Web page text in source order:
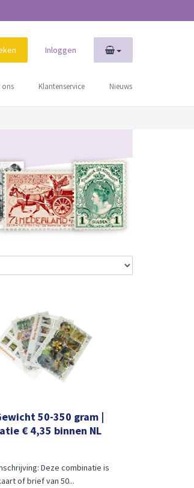
Inloggen
ons Klantenservice Nieuws
50-350 gram |
€ 4,35 binnen NL
Deze combinatie is
of brief van 50...